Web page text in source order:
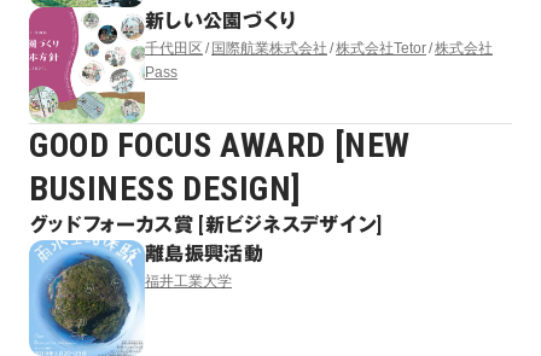
新しい公園づくり
千代田区 国際航業株式会社 株式会社Tetor 株式会社
Pass
GOOD FOCUS AWARD [NEW
BUSINESS DESIGN]
グッドフォーカス賞 [新ビジネスデザイン]
離島振興活動
福井工業大学